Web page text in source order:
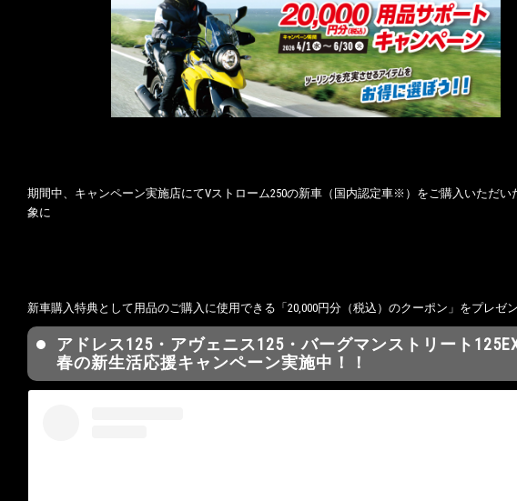
期間中、キャンペーン実施店にてVストローム250の新車（国内認定車※）をご購入いただい
象に
新車購入特典として用品のご購入に使用できる「20,000円分（税込）のクーポン」をプレゼ
アドレス125・アヴェニス125・バーグマンストリート
春の新生活応援キャンペーン実施中！！